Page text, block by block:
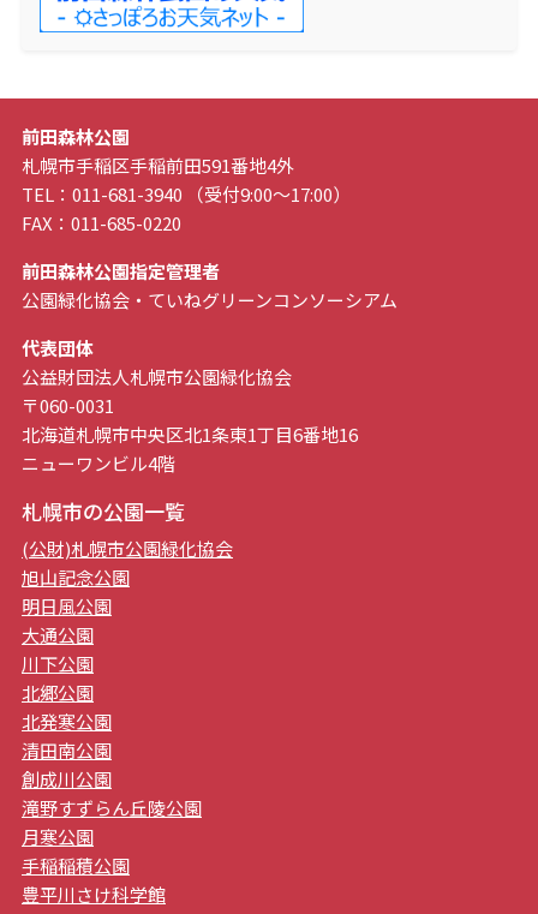
前田森林公園
札幌市手稲区手稲前田591番地4外
TEL：011-681-3940 （受付9:00～17:00）
FAX：011-685-0220
前田森林公園指定管理者
公園緑化協会・ていねグリーンコンソーシアム
代表団体
公益財団法人札幌市公園緑化協会
〒060-0031
北海道札幌市中央区北1条東1丁目6番地16
ニューワンビル4階
札幌市の公園一覧
(公財)札幌市公園緑化協会
旭山記念公園
明日風公園
大通公園
川下公園
北郷公園
北発寒公園
清田南公園
創成川公園
滝野すずらん丘陵公園
月寒公園
手稲稲積公園
豊平川さけ科学館